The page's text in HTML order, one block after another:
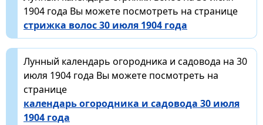
1904 года Вы можете посмотреть на странице
стрижка волос 30 июля 1904 года
Лунный календарь огородника и садовода на 30
июля 1904 года Вы можете посмотреть на
странице
календарь огородника и садовода 30 июля
1904 года